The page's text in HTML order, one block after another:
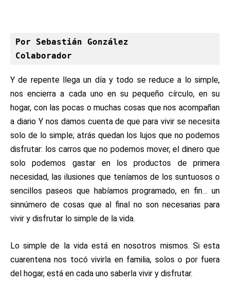
Por Sebastián González
Colaborador
Y de repente llega un día y todo se reduce a lo simple,
nos encierra a cada uno en su pequeño círculo, en su
hogar, con las pocas o muchas cosas que nos acompañan
a diario Y nos damos cuenta de que para vivir se necesita
solo de lo simple; atrás quedan los lujos que no podemos
disfrutar: los carros que no podemos mover, el dinero que
solo podemos gastar en los productos de primera
necesidad, las ilusiones que teníamos de los suntuosos o
sencillos paseos que habíamos programado, en fin… un
sinnúmero de cosas que al final no son necesarias para
vivir y disfrutar lo simple de la vida.
Lo simple de la vida está en nosotros mismos. Si esta
cuarentena nos tocó vivirla en familia, solos o por fuera
del hogar, está en cada uno saberla vivir y disfrutar.